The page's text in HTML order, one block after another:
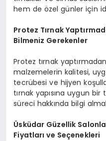
hem de özel günler için
Protez Tırnak
Bilmeniz Gerekenler
Protez tırnak
malzemelerin kalitesi,
tecrübesi ve hijyen
tırnak yapısına uygun
süreci hakkında bilgi
Üsküdar Güzellik
Fiyatları ve Seçenekleri